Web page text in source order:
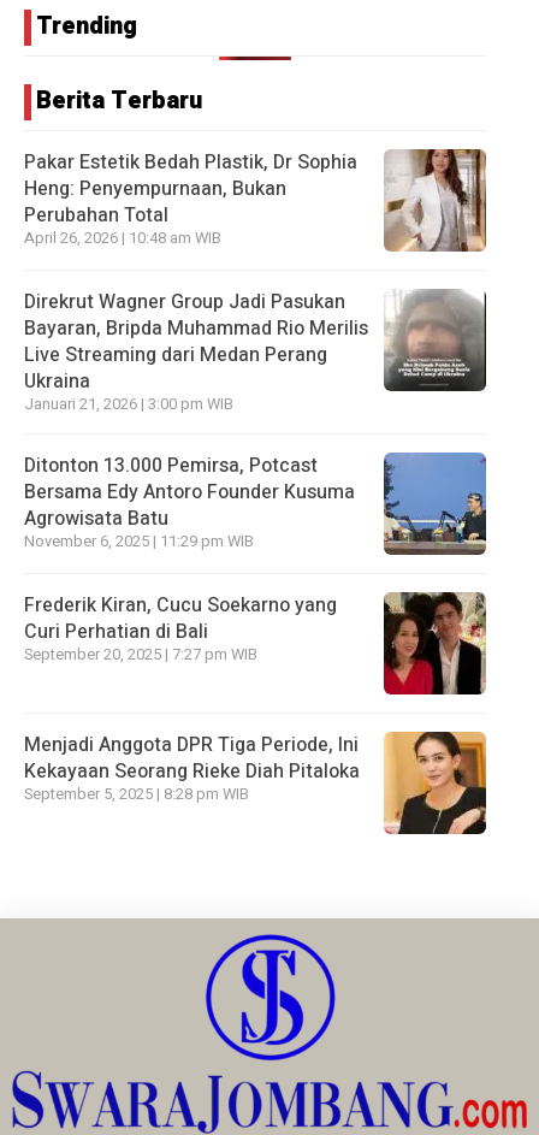
Trending
Berita Terbaru
Pakar Estetik Bedah Plastik, Dr Sophia
Heng: Penyempurnaan, Bukan
Perubahan Total
April 26, 2026 | 10:48 am WIB
Direkrut Wagner Group Jadi Pasukan
Bayaran, Bripda Muhammad Rio Merilis
Live Streaming dari Medan Perang
Ukraina
Januari 21, 2026 | 3:00 pm WIB
Ditonton 13.000 Pemirsa, Potcast
Bersama Edy Antoro Founder Kusuma
Agrowisata Batu
November 6, 2025 | 11:29 pm WIB
Frederik Kiran, Cucu Soekarno yang
Curi Perhatian di Bali
September 20, 2025 | 7:27 pm WIB
Menjadi Anggota DPR Tiga Periode, Ini
Kekayaan Seorang Rieke Diah Pitaloka
September 5, 2025 | 8:28 pm WIB